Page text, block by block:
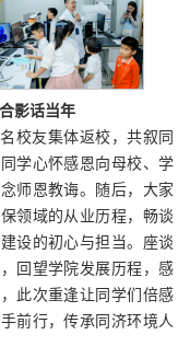
影话当年
校友集体返校，共叙同
学心怀感恩向母校、学
师恩教诲。随后，大家
领域的从业历程，畅谈
设的初心与担当。座谈
回望学院发展历程，感
此次重逢让同学们倍感
前行，传承同济环境人